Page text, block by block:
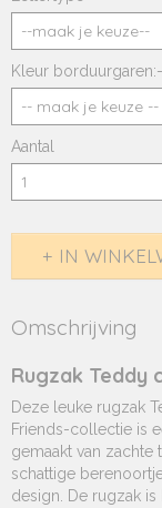
Kleur borduurgaren:-
Aantal
IN
Omschrijving
Rugzak Teddy
Deze leuke rugzak
Friends-collectie is
gemaakt van
schattige
design. De rugzak